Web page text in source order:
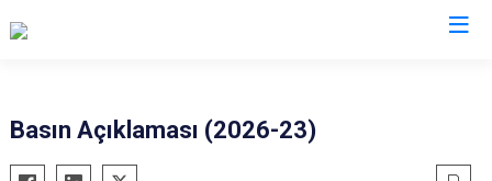
Basın Açıklaması (2026-23)